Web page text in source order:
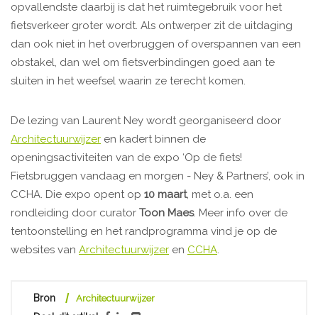
opvallendste daarbij is dat het ruimtegebruik voor het
fietsverkeer groter wordt. Als ontwerper zit de uitdaging
dan ook niet in het overbruggen of overspannen van een
obstakel, dan wel om fietsverbindingen goed aan te
sluiten in het weefsel waarin ze terecht komen.
De lezing van Laurent Ney wordt georganiseerd door
Architectuurwijzer en kadert binnen de
openingsactiviteiten van de expo ‘Op de fiets!
Fietsbruggen vandaag en morgen - Ney & Partners’, ook in
CCHA. Die expo opent op 10 maart, met o.a. een
rondleiding door curator Toon Maes. Meer info over de
tentoonstelling en het randprogramma vind je op de
websites van Architectuurwijzer en CCHA.
Bron Architectuurwijzer